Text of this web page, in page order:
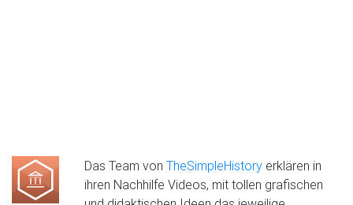
Das Team von TheSimpleHistory erklären in
ihren Nachhilfe Videos, mit tollen grafischen